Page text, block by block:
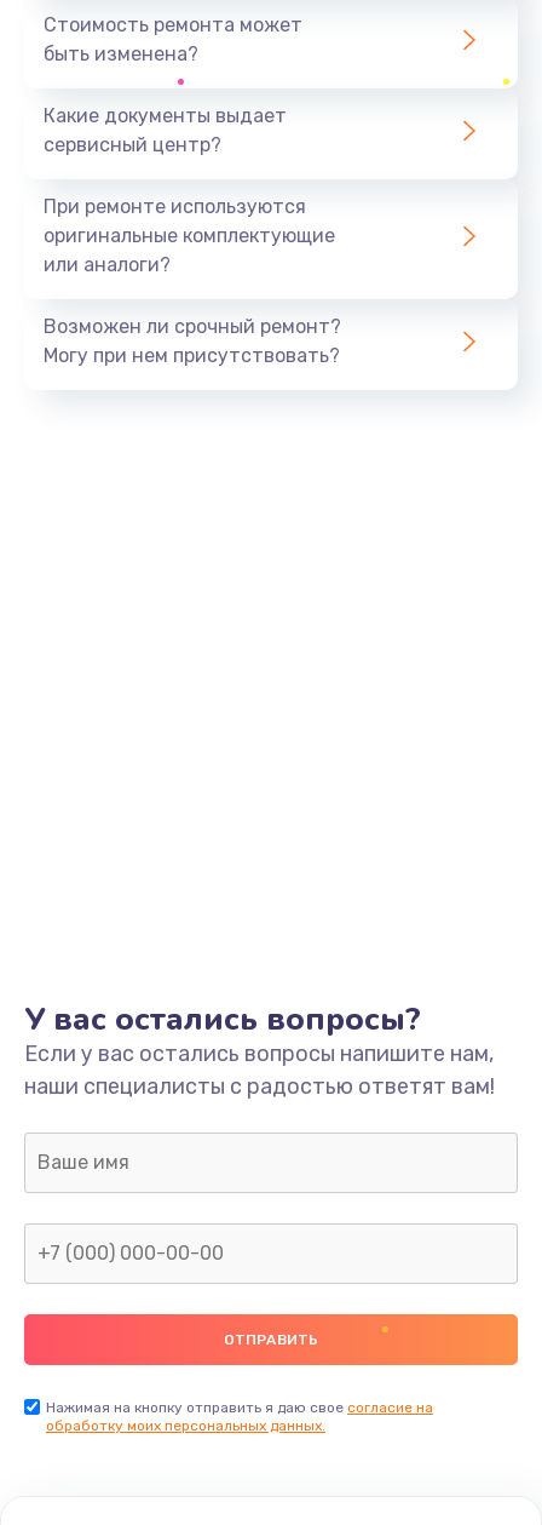
1440 руб.
Ремонт южного моста
Замена батарейки BIOS
Заказать
Замена/Pемонт карбюратора
1300 руб.
Заказать
Ремонт капиллярной трубки
400 руб.
Замена блока питания
Заказать
Стоимость ремонта может
быть изменена?
Какие документы выдает
сервисный центр?
При ремонте используются
оригинальные комплектующие
или аналоги?
Возможен ли срочный ремонт?
Могу при нем присутствовать?
У вас остались вопросы?
Если у вас остались вопросы напишите нам,
наши специалисты с радостью ответят вам!
Нажимая на кнопку отправить я даю свое согласие на
обработку моих персональных данных.